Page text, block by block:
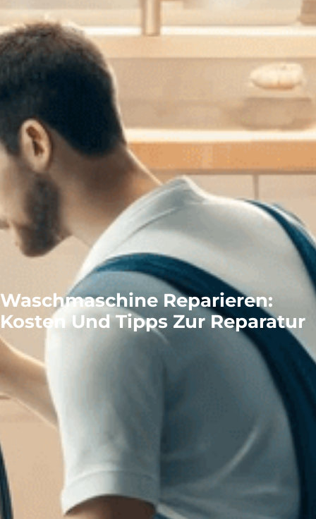
Waschmaschine Reparieren:
Kosten Und Tipps Zur Reparatur